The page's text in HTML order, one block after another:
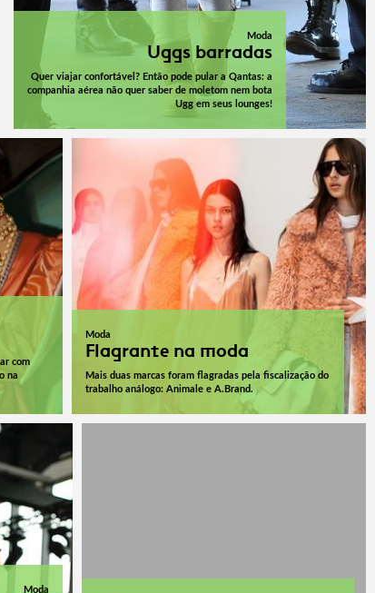
Moda
Uggs barradas
Quer viajar confortável? Então pode pular a Qantas: a
companhia aérea não quer saber de moletom nem bota
Ugg em seus lounges!
com
na
Moda
Flagrante na moda
Mais duas marcas foram flagradas pela fiscalização do
trabalho análogo: Animale e A.Brand.
Moda